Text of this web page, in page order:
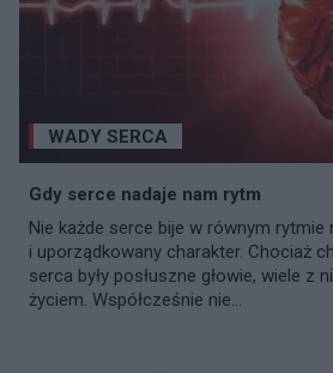
WADY SERCA
Gdy serce nadaje nam rytm
Nie każde serce bije w równym rytmie
i uporządkowany charakter. Chociaż
serca były posłuszne głowie, wiele z
życiem. Współcześnie nie...